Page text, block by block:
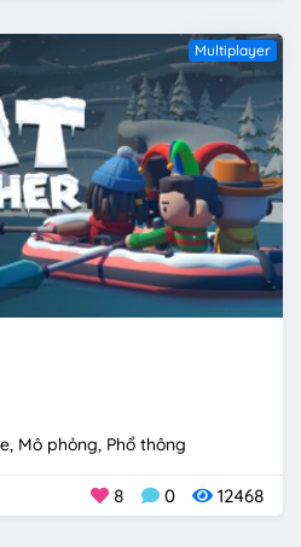
Multiplayer
Mô phỏng Phổ thông
8 0 12468